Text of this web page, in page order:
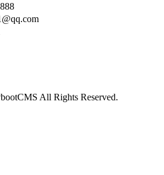
All Rights Reserved.